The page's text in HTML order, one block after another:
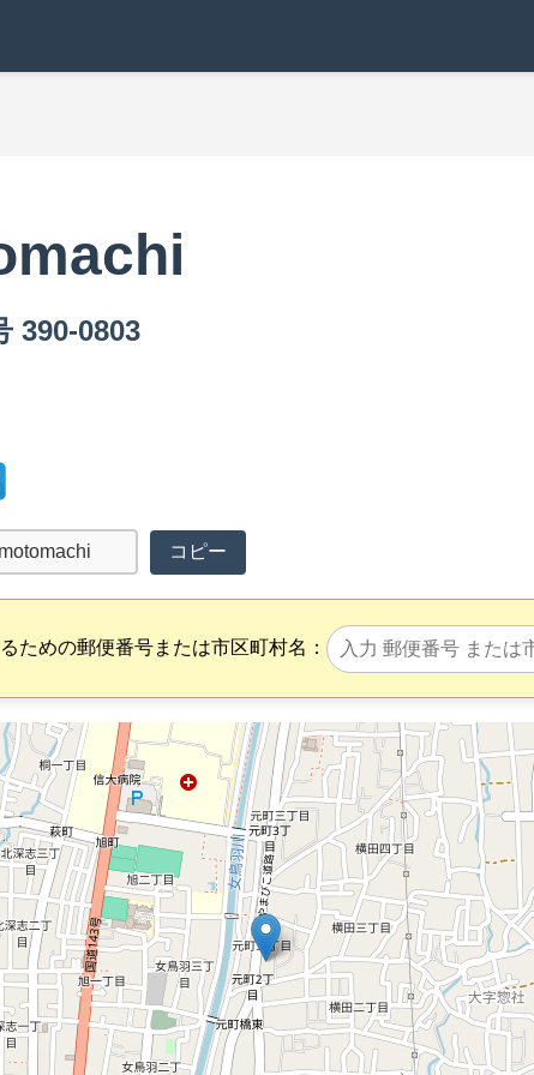
390-0803
コピー
ための郵便番号または市区町村名：